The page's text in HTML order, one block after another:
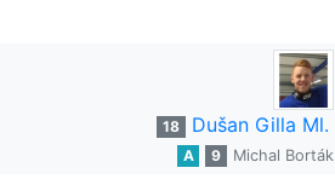
18 Dušan Gilla Ml.
A 9 Michal Borták